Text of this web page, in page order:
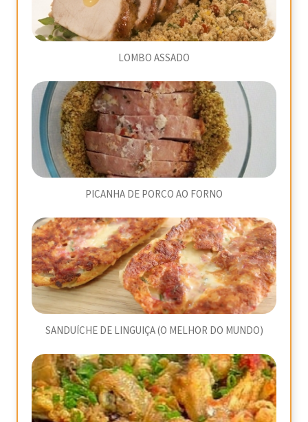
LOMBO ASSADO
PICANHA DE PORCO AO FORNO
SANDUÍCHE DE LINGUIÇA (O MELHOR DO MUNDO)